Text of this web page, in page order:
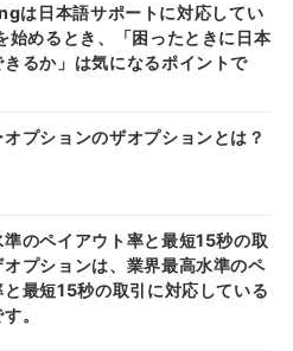
は日本語サポートに対応してい
始めるとき、「困ったときに日本
るか」は気になるポイントで
プションのザオプションとは？
のペイアウト率と最短15秒の取
オプションは、業界最高水準のペ
と最短15秒の取引に対応している
。